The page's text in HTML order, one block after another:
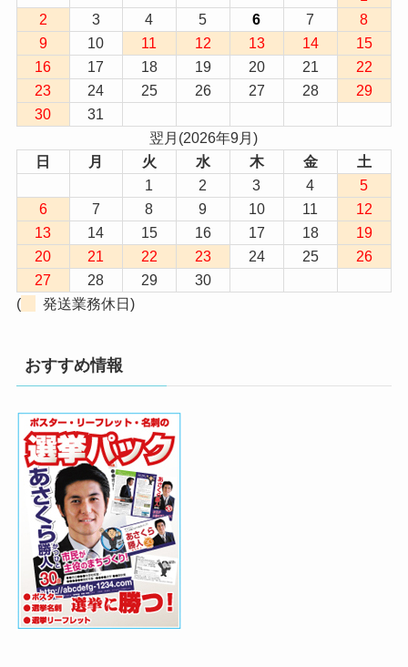
2
3 4 5 6 7
8
9
10 11 12 13 14
15
16
17 18 19 20 21
22
23
24 25 26 27 28
29
30
31
翌月(2026年9月)
日
月 火 水 木 金
土
1
2 3 4
5
6
7 8 9 10 11
12
13
14 15 16 17 18
19
20
21 22 23 24 25
26
27
28 29
30
(
発送業務休日)
おすすめ情報